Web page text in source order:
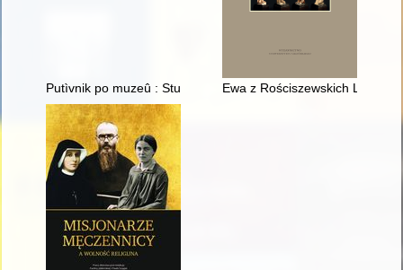
Putìvnik po muzeû : Stutthof : Muzeum Stutthof w Sztutowie.
Ewa z Rościszewskich